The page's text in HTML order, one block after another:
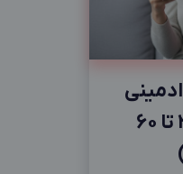
اینستاگرام (20 تا 60